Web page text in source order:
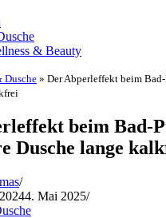
& Beauty
Dusche» Der Abperleffekt beim
beim Bad-
Dusche lange
4. Mai 2025